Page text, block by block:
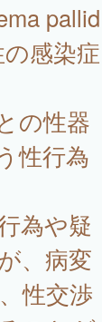
pallid
感染症
の性器
性行為
為や疑
、病変
性交渉